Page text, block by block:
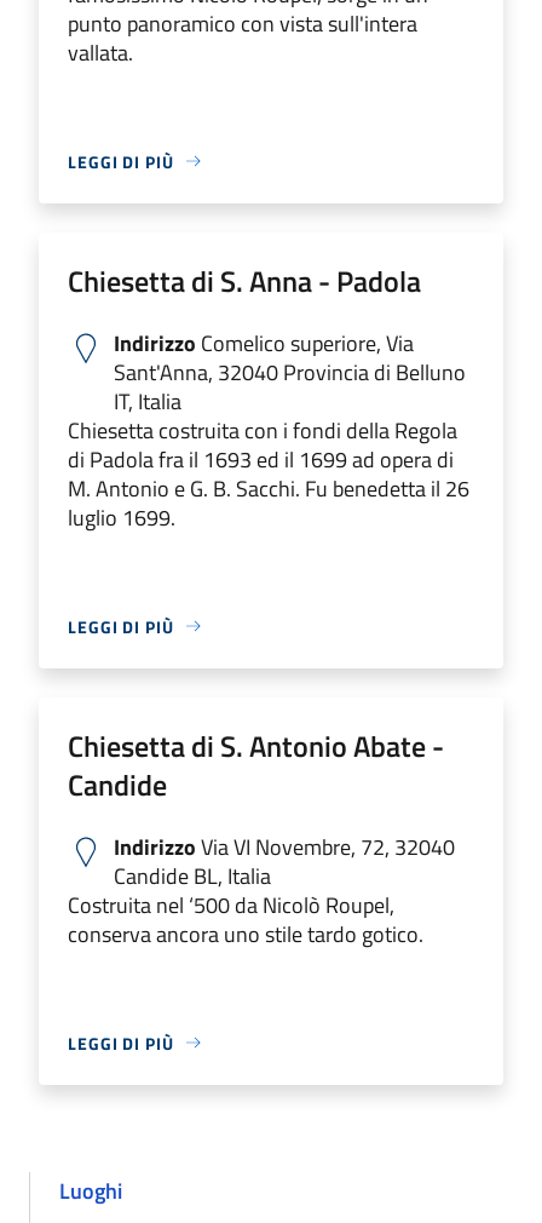
punto panoramico con vista sull'intera
vallata.
LEGGI DI PIÙ
Chiesetta di S. Anna - Padola
Indirizzo Comelico superiore, Via
Sant'Anna, 32040 Provincia di Belluno
IT, Italia
Chiesetta costruita con i fondi della Regola
di Padola fra il 1693 ed il 1699 ad opera di
M. Antonio e G. B. Sacchi. Fu benedetta il 26
luglio 1699.
LEGGI DI PIÙ
Chiesetta di S. Antonio Abate -
Candide
IndirizzoVia VI Novembre, 72, 32040
Candide BL, Italia
Costruita nel ‘500 da Nicolò Roupel,
conserva ancora uno stile tardo gotico.
LEGGI DI PIÙ
Luoghi